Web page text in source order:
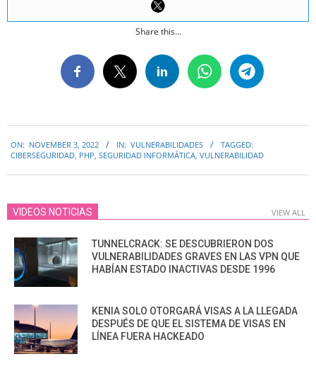
Share this...
11-
ON: NOVEMBER 3, 2022 IN: VULNERABILIDADES
TAGGED:
CIBERSEGURIDAD, PHP, SEGURIDAD INFORMÁTICA, VULNERABILIDAD
VIDEOS NOTICIAS VIEW ALL
TUNNELCRACK: SE DESCUBRIERON DOS
VULNERABILIDADES GRAVES EN LAS VPN QUE
HABÍAN ESTADO INACTIVAS DESDE 1996
KENIA SOLO OTORGARÁ VISAS A LA LLEGADA
DESPUÉS DE QUE EL SISTEMA DE VISAS EN
LÍNEA FUERA HACKEADO